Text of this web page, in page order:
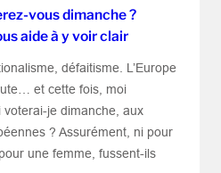
vous dimanche ?
aide à y voir clair
défaitisme. L’Europe
et cette fois, moi
voterai-je dimanche, aux
? Assurément, ni pour
une femme, fussent-ils